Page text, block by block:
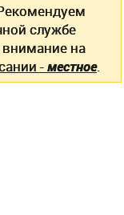
службе
на
-местное.